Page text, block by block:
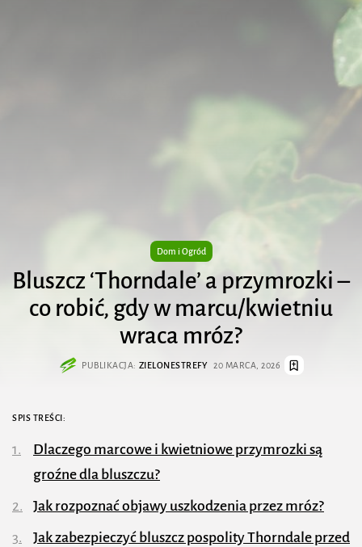
Dom i Ogród
Bluszcz ‘Thorndale’ a przymrozki –
co robić, gdy w marcu/kwietniu
wraca mróz?
PUBLIKACJA: ZIELONESTREFY 20 MARCA, 2026
SPIS TREŚCI:
Dlaczego marcowe i kwietniowe przymrozki są
groźne dla bluszczu?
Jak rozpoznać objawy uszkodzenia przez mróz?
Jak zabezpieczyć bluszcz pospolity Thorndale przed